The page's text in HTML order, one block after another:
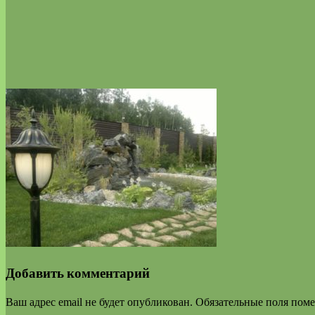
Добавить комментарий
Ваш адрес email не будет опубликован. Обязательные поля